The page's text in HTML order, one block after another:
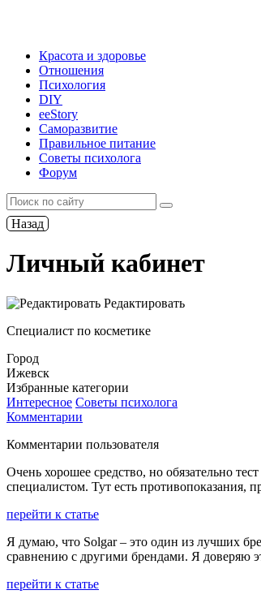
Красота и здоровье
Отношения
Психология
DIY
ееStory
Саморазвитие
Правильное питание
Советы психолога
Форум
Назад
Личный кабинет
Редактировать
Специалист по косметике
Город
Ижевск
Избранные категории
Интересное Советы психолога
Комментарии
Комментарии пользователя
Очень хорошее средство, но обязательно
специалистом. Тут есть противопоказания,
перейти к статье
Я думаю, что Solgar – это один из лучших
сравнению с другими брендами. Я доверяю
перейти к статье